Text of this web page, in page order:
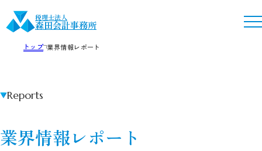
税理士法人
森田会計事務所
トップ 業界情報レポート
業界情報レポート
Reports